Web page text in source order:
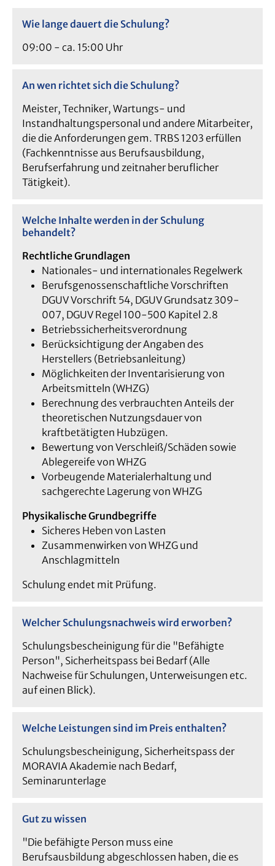
Wie lange dauert die Schulung?
09:00 - ca. 15:00 Uhr
An wen richtet sich die Schulung?
Meister, Techniker, Wartungs- und
Instandhaltungspersonal und andere Mitarbeiter,
die die Anforderungen gem. TRBS 1203 erfüllen
(Fachkenntnisse aus Berufsausbildung,
Berufserfahrung und zeitnaher beruflicher
Tätigkeit).
Welche Inhalte werden in der Schulung
behandelt?
Rechtliche Grundlagen
Nationales- und internationales Regelwerk
Berufsgenossenschaftliche Vorschriften
DGUV Vorschrift 54, DGUV Grundsatz 309-
007, DGUV Regel 100-500 Kapitel 2.8
Betriebssicherheitsverordnung
Berücksichtigung der Angaben des
Herstellers (Betriebsanleitung)
Möglichkeiten der Inventarisierung von
Arbeitsmitteln (WHZG)
Berechnung des verbrauchten Anteils der
theoretischen Nutzungsdauer von
kraftbetätigten Hubzügen.
Bewertung von Verschleiß/Schäden sowie
Ablegereife von WHZG
Vorbeugende Materialerhaltung und
sachgerechte Lagerung von WHZG
Physikalische Grundbegriffe
Sicheres Heben von Lasten
Zusammenwirken von WHZG und
Anschlagmitteln
Schulung endet mit Prüfung.
Welcher Schulungsnachweis wird erworben?
Schulungsbescheinigung für die "Befähigte
Person", Sicherheitspass bei Bedarf (Alle
Nachweise für Schulungen, Unterweisungen etc.
auf einen Blick).
Welche Leistungen sind im Preis enthalten?
Schulungsbescheinigung, Sicherheitspass der
MORAVIA Akademie nach Bedarf,
Seminarunterlage
Gut zu wissen
"Die befähigte Person muss eine
Berufsausbildung abgeschlossen haben, die es